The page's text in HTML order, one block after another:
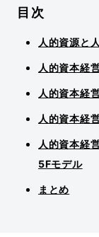
目次
人的資源と
人的資本経
人的資本経
人的資本経
人的資本経
5Fモデル
まとめ